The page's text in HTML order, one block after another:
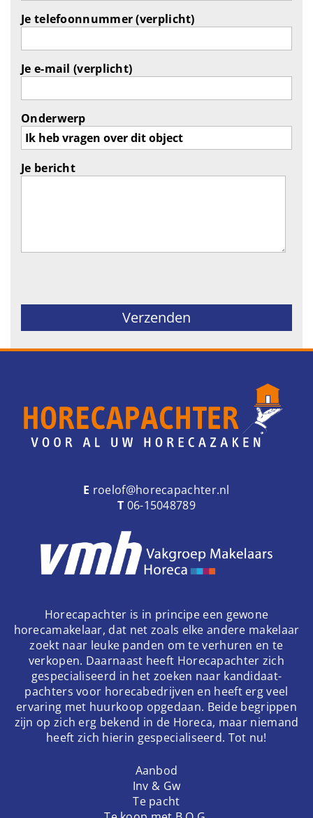
Je telefoonnummer (verplicht)
Je e-mail (verplicht)
Onderwerp
Je bericht
E roelof@horecapachter.nl
T 06-15048789
Horecapachter is in principe een gewone
horecamakelaar, dat net zoals elke andere makelaar
zoekt naar leuke panden om te verhuren en te
verkopen. Daarnaast heeft Horecapachter zich
gespecialiseerd in het zoeken naar kandidaat-
pachters voor horecabedrijven en heeft erg veel
ervaring met huurkoop opgedaan. Beide begrippen
zijn op zich erg bekend in de Horeca, maar niemand
heeft zich hierin gespecialiseerd. Tot nu!
Aanbod
Inv & Gw
Te pacht